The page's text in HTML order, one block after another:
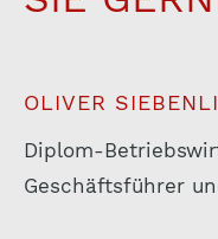
OLIVER
Diplom-
Geschäftsführer